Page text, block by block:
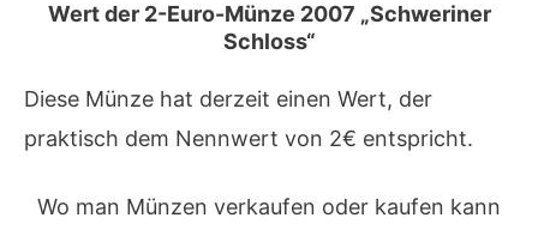
Wert der 2-Euro-Münze 2007 „Schweriner
Schloss“
Diese Münze hat derzeit einen Wert, der
praktisch dem Nennwert von 2€ entspricht.
Wo man Münzen verkaufen oder kaufen kann